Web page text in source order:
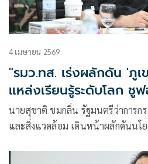
4 เมษายน 2569
"รมว.ทส. เร่งผลักดัน 'ภู
แหล่งเรียนรู้ระดับโลก ชู
ล้านปี สร้างรายได้ชุมชน"
นายสุชาติ ชมกลิ่น รัฐมนตรีว่าการก
และสิ่งแวดล้อม เดินหน้าผลักดันนโ
กรมทรัพยากรธรณีเร่งดำเนินงานใ